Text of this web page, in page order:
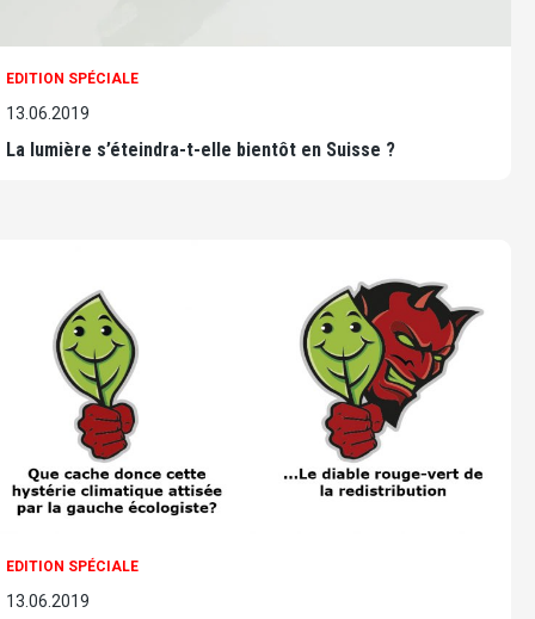
EDITION SPÉCIALE
13.06.2019
La lumière s’éteindra-t-elle bientôt en Suisse ?
EDITION SPÉCIALE
13.06.2019